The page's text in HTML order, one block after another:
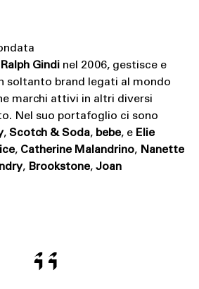
Ralph Gindi nel 2006, gestisce e
soltanto brand legati al mondo
marchi attivi in altri diversi
Nel suo portafoglio ci sono
, Scotch & Soda, bebe, eElie
, Catherine Malandrino, Nanette
, Brookstone, Joan